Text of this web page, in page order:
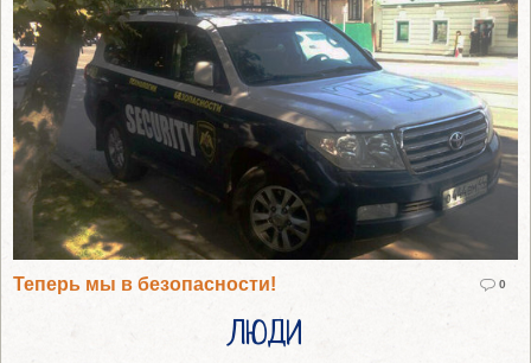
Теперь мы в безопасности! 0
ЛЮДИ